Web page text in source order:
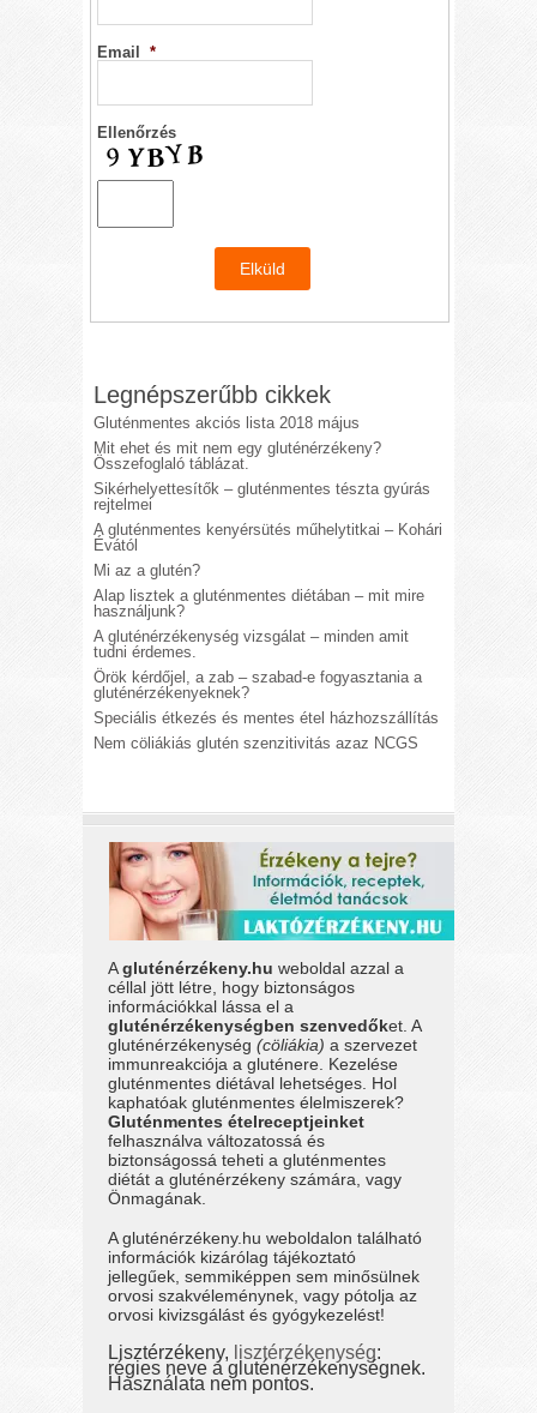
Email *
Ellenőrzés
Legnépszerűbb cikkek
Gluténmentes akciós lista 2018 május
Mit ehet és mit nem egy gluténérzékeny?
Összefoglaló táblázat.
Sikérhelyettesítők – gluténmentes tészta gyúrás
rejtelmei
A gluténmentes kenyérsütés műhelytitkai – Kohári
Évától
Mi az a glutén?
Alap lisztek a gluténmentes diétában – mit mire
használjunk?
A gluténérzékenység vizsgálat – minden amit
tudni érdemes.
Örök kérdőjel, a zab – szabad-e fogyasztania a
gluténérzékenyeknek?
Speciális étkezés és mentes étel házhozszállítás
Nem cöliákiás glutén szenzitivitás azaz NCGS
Agluténérzékeny.hu weboldal azzal a
céllal jött létre, hogy biztonságos
információkkal lássa el a
gluténérzékenységben szenvedőket. A
gluténérzékenység(cöliákia) a szervezet
immunreakciója a gluténere. Kezelése
gluténmentes diétával lehetséges. Hol
kaphatóak gluténmentes élelmiszerek?
Gluténmentes ételreceptjeinket
felhasználva változatossá és
biztonságossá teheti a gluténmentes
diétát a gluténérzékeny számára, vagy
Önmagának.
A gluténérzékeny.hu weboldalon található
információk kizárólag tájékoztató
jellegűek, semmiképpen sem minősülnek
orvosi szakvéleménynek, vagy pótolja az
orvosi kivizsgálást és gyógykezelést!
Lisztérzékeny, lisztérzékenység:
régies neve a gluténérzékenységnek.
Használata nem pontos.